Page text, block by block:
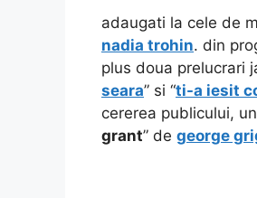
adaugati la cele de
nadia trohin. din
plus doua prelucrari
seara” si “ti-a iesit
cererea publicului, un
grant” de george